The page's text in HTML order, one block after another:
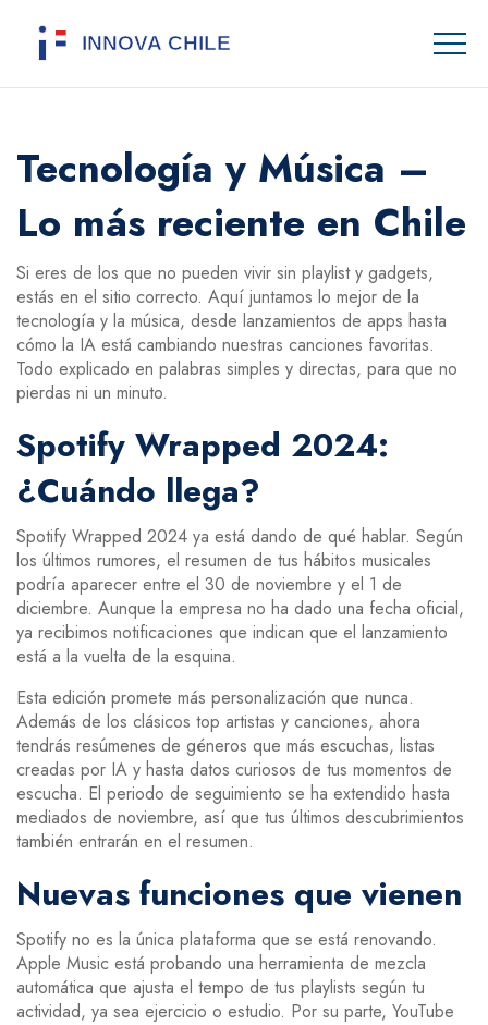
Tecnología y Música –
Lo más reciente en Chile
Si eres de los que no pueden vivir sin playlist y gadgets,
estás en el sitio correcto. Aquí juntamos lo mejor de la
tecnología y la música, desde lanzamientos de apps hasta
cómo la IA está cambiando nuestras canciones favoritas.
Todo explicado en palabras simples y directas, para que no
pierdas ni un minuto.
Spotify Wrapped 2024:
¿Cuándo llega?
Spotify Wrapped 2024 ya está dando de qué hablar. Según
los últimos rumores, el resumen de tus hábitos musicales
podría aparecer entre el 30 de noviembre y el 1 de
diciembre. Aunque la empresa no ha dado una fecha oficial,
ya recibimos notificaciones que indican que el lanzamiento
está a la vuelta de la esquina.
Esta edición promete más personalización que nunca.
Además de los clásicos top artistas y canciones, ahora
tendrás resúmenes de géneros que más escuchas, listas
creadas por IA y hasta datos curiosos de tus momentos de
escucha. El periodo de seguimiento se ha extendido hasta
mediados de noviembre, así que tus últimos descubrimientos
también entrarán en el resumen.
Nuevas funciones que vienen
Spotify no es la única plataforma que se está renovando.
Apple Music está probando una herramienta de mezcla
automática que ajusta el tempo de tus playlists según tu
actividad, ya sea ejercicio o estudio. Por su parte, YouTube